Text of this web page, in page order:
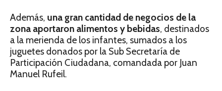
Además, una gran cantidad de negocios de la
zona aportaron alimentos y bebidas, destinados
a la merienda de los infantes, sumados a los
juguetes donados por la Sub Secretaría de
Participación Ciudadana, comandada por Juan
Manuel Rufeil.